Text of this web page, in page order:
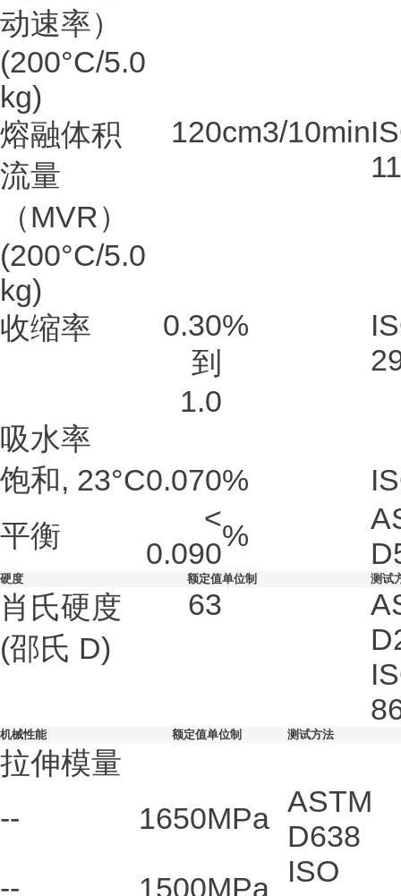
动速率）
(200°C/5.0
kg)
熔融体积
流量
（MVR）
(200°C/5.0
kg)
120cm3/10min
收缩率
0.30
到
1.0
%
吸水率
饱和, 23°C0.070%
平衡
<
0.090
%
硬度 额定值单位制 测试
肖氏硬度
(邵氏 D)
63
机械性能 额定值单位制 测试方法
拉伸模量
--
1650MPa ASTM
D638
--
1500MPa
ISO